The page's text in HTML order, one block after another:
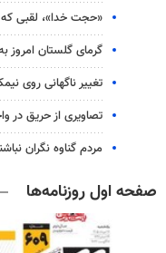
«حجت خدا»، لقبی
گرمای گلستان امروز
تغییر ناگهانی روی
تصاویری از حریق در
مردم گناوه نگران
صفحه اول روزنامه‌ها